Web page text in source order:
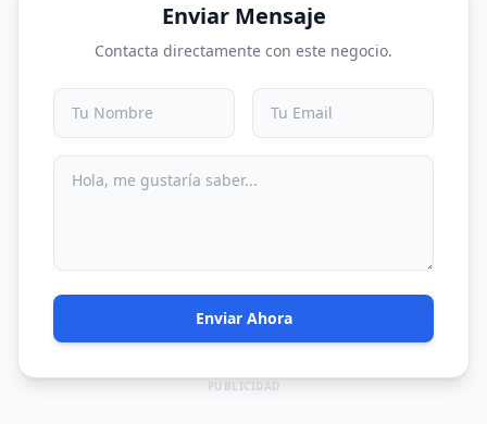
Enviar Mensaje
Contacta directamente con este negocio.
Enviar Ahora
PUBLICIDAD